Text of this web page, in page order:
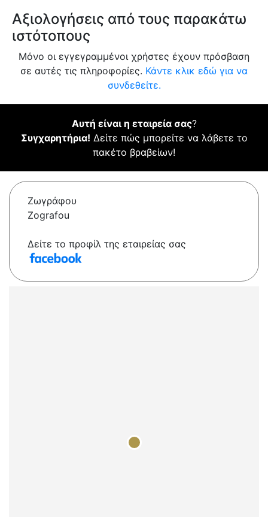
Αξιολογήσεις από τους παρακάτω
ιστότοπους
Μόνο οι εγγεγραμμένοι χρήστες έχουν πρόσβαση
σε αυτές τις πληροφορίες. Κάντε κλικ εδώ για να
συνδεθείτε.
Αυτή είναι η εταιρεία σας?
Συγχαρητήρια! Δείτε πώς μπορείτε να λάβετε το
πακέτο βραβείων!
Ζωγράφου
Zografou
Δείτε το προφίλ της εταιρείας σας